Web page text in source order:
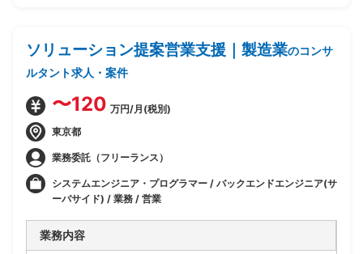
ソリューション提案営業支援｜製造業のコンサ
ルタント求人・案件
〜120 万円/月(税別)
東京都
業務委託（フリーランス）
システムエンジニア・プログラマー / バックエンドエンジニア(サ
ーバサイド) / 業務 / 営業
業務内容